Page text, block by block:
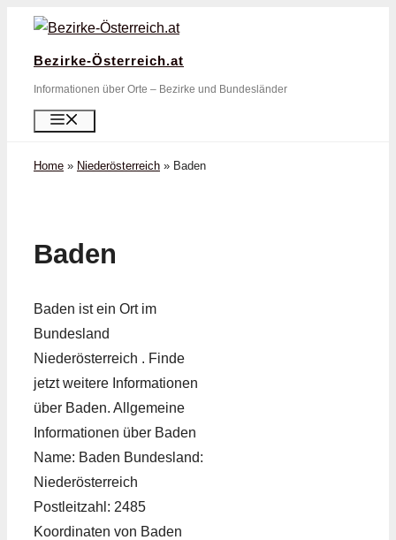
Zum
springen
Bezirke-Österreich.at
Informationen über Orte – Bezirke und Bundesländer
Home » Niederösterreich » Baden
Baden
Baden ist ein Ort im
Bundesland
Niederösterreich . Finde
jetzt weitere Informationen
über Baden. Allgemeine
Informationen über Baden
Name: Baden Bundesland:
Niederösterreich
Postleitzahl: 2485
Koordinaten von Baden